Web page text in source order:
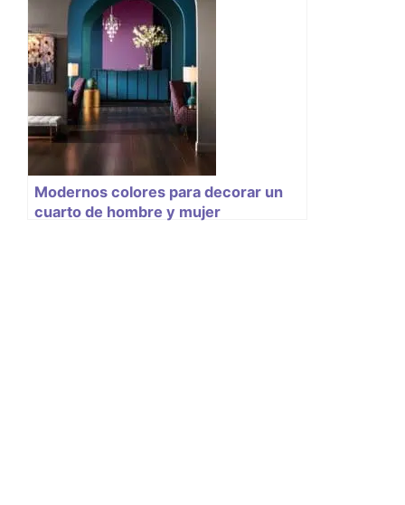
Modernos colores para decorar un
cuarto de hombre y mujer